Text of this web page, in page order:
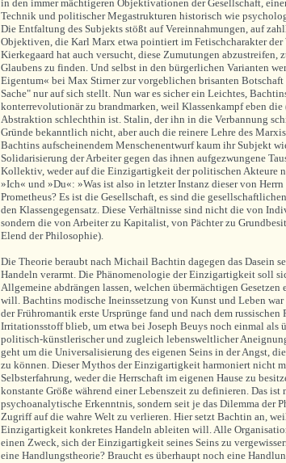
in den immer mächtigeren Objektivationen der Gesellschaft,
Technik und politischer Megastrukturen historisch wie
Die Entfaltung des Subjekts stößt auf Vereinnahmungen, auf
Objektiven, die Karl Marx etwa pointiert im Fetischcharakter der
Kierkegaard hat auch versucht, diese Zumutungen abzustreifen,
Glaubens zu finden. Und selbst in den bürgerlichen Varianten
Eigentum« bei Max Stirner zur vorgeblichen brisanten Botschaft
Sache" nur auf sich stellt. Nun war es sicher ein Leichtes,
konterrevolutionär zu brandmarken, weil Klassenkampf eben die
Abstraktion schlechthin ist. Stalin, der ihn in die Verbannung
Gründe bekanntlich nicht, aber auch die reinere Lehre des
Bachtins aufscheinendem Menschenentwurf kaum ihr Subjekt
Solidarisierung der Arbeiter gegen das ihnen aufgezwungene
Kollektiv, weder auf die Einzigartigkeit der politischen Akteure
»Ich« und »Du«: »Was ist also in letzter Instanz dieser von
Prometheus? Es ist die Gesellschaft, es sind die
den Klassengegensatz. Diese Verhältnisse sind nicht die von
sondern die von Arbeiter zu Kapitalist, von Pächter zu
Elend der Philosophie).
Die Theorie beraubt nach Michail Bachtin dagegen das Dasein
Handeln verarmt. Die Phänomenologie der Einzigartigkeit soll
Allgemeine abdrängen lassen, welchen übermächtigen
will. Bachtins modische Ineinssetzung von Kunst und Leben
der Frühromantik erste Ursprünge fand und nach dem russischen
Irritationsstoff blieb, um etwa bei Joseph Beuys noch einmal als
politisch-künstlerischer und zugleich lebensweltlicher
geht um die Universalisierung des eigenen Seins in der Angst,
zu können. Dieser Mythos der Einzigartigkeit harmoniert nicht
Selbsterfahrung, weder die Herrschaft im eigenen Hause zu
konstante Größe während einer Lebenszeit zu definieren. Das ist
psychoanalytische Erkenntnis, sondern seit je das Dilemma der
Zugriff auf die wahre Welt zu verlieren. Hier setzt Bachtin an,
Einzigartigkeit konkretes Handeln ableiten will. Alle
einen Zweck, sich der Einzigartigkeit seines Seins zu
eine Handlungstheorie? Braucht es überhaupt noch eine